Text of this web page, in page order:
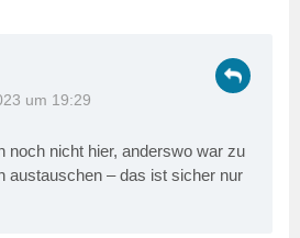
um 19:29
noch nicht hier, anderswo war zu
austauschen – das ist sicher nur